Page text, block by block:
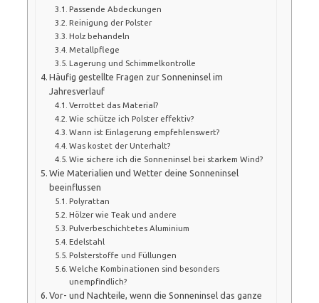
Passende Abdeckungen
Reinigung der Polster
Holz behandeln
Metallpflege
Lagerung und Schimmelkontrolle
Häufig gestellte Fragen zur Sonneninsel im
Jahresverlauf
Verrottet das Material?
Wie schütze ich Polster effektiv?
Wann ist Einlagerung empfehlenswert?
Was kostet der Unterhalt?
Wie sichere ich die Sonneninsel bei starkem Wind?
Wie Materialien und Wetter deine Sonneninsel
beeinflussen
Polyrattan
Hölzer wie Teak und andere
Pulverbeschichtetes Aluminium
Edelstahl
Polsterstoffe und Füllungen
Welche Kombinationen sind besonders
unempfindlich?
Vor- und Nachteile, wenn die Sonneninsel das ganze